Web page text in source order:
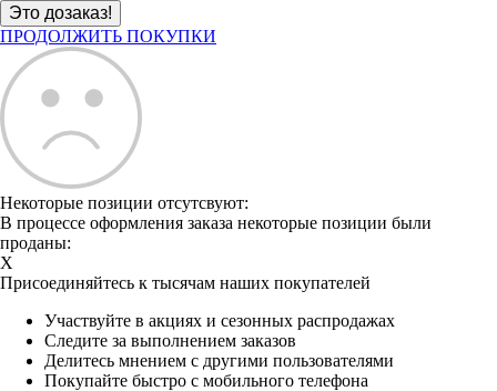
ПРОДОЛЖИТЬ ПОКУПКИ
Некоторые позиции отсутсвуют:
В процессе оформления заказа некоторые позиции были
проданы:
X
Присоединяйтесь к тысячам наших покупателей
Участвуйте в акциях и сезонных распродажах
Следите за выполнением заказов
Делитесь мнением с другими пользователями
Покупайте быстро с мобильного телефона